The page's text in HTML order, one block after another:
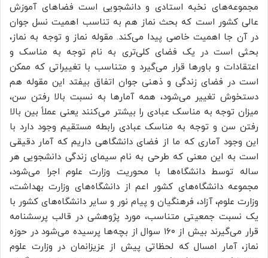
مجموعه‌های نخبه استادی و دانشجویی است فضاهای آموزش
عالی کشور است که بحث نماز هم به تناسب اهمیت نسل جوان
در آن جا اهمیت خاصی پیدا می‌کند. مقوله نماز و توجه به نماز،
بحثی است در یک فضای کلی‌تری به نام توجه به مناسک و
اعتقادات و باورها قرار می‌گیرد و متناسب با تغییراتی که ممکن
است در فضای زندگی و ذهنی جوان اتفاق بیفتد این مقوله هم
دستخوش تغییر می‌شود، همه آمارها به نسبت بالا رفتن سن،
میزان توجه به مناسک عبادی را بیشتر می‌کنند یعنی عملاً بین بالا
رفتن سن و توجه به مناسک عبادی رابطه مستقیم وجود دارد با
این وجود آماری که ما از فضای دانشگاهی داریم که آمار دقیقی
است به این معنی که طرحی به نام سیمای زندگی دانشجویی هر
ساله توسط دانشگاه‌ها با محوریت وزارت علوم اجرا می‌شود،
مجموعه دانشگاه‌های کشور اعم از دانشگاه‌های وزارت بهداشت،
وزارت علوم، آزاد، فرهنگیان و پیام نور و سایر دانشگاه‌های کشور با
یک نسبت جمعیتی متناسب، مورد پژوهشی در قالب پرسشنامه
قرار می‌گیرند بیش از ۱۶۰ سوال از بچه‌ها پرسیده می‌شود در حوزه
نماز، آمار امسال که لحظاتی پیش از عزیزانمان در وزارت علوم